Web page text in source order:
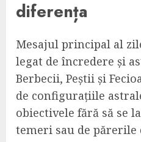
diferența
Mesajul principal al
legat de încredere și
Berbecii, Peștii și
de configurațiile
obiectivele fără să se
temeri sau de părerile